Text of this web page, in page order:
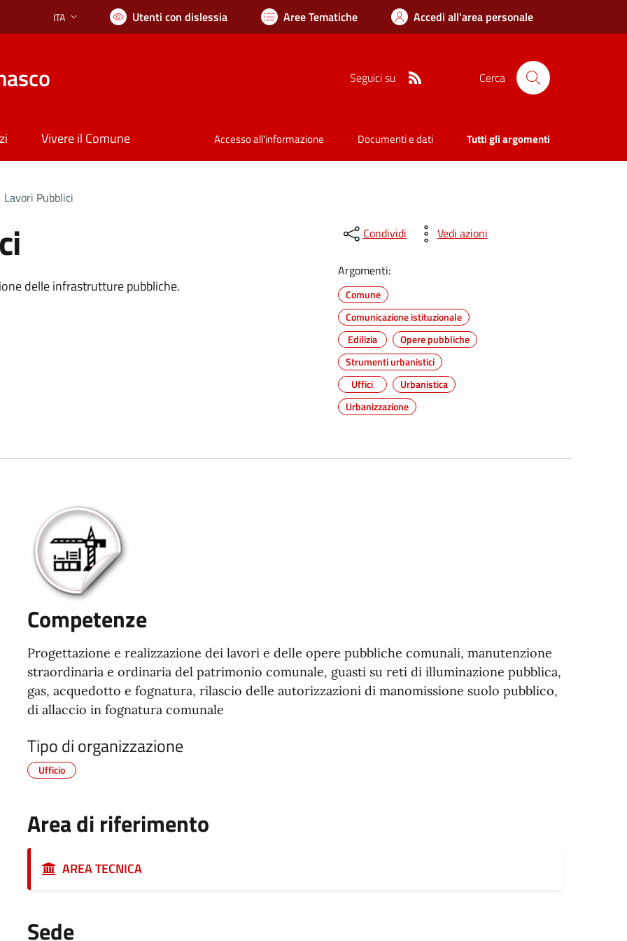
Lingua attiva:
ITA Utenti con dislessia Aree Tematiche Accedi all'area personale
Seguici su Cerca
Vivere il Comune Accesso all'informazione Documenti e dati Tutti gli argomenti
Lavori Pubblici
delle infrastrutture pubbliche.
Condividi Vedi azioni
Argomenti:
Comune
Comunicazione istituzionale
Edilizia
Opere pubbliche
Strumenti urbanistici
Uffici
Urbanistica
Urbanizzazione
Competenze
Progettazione e realizzazione dei lavori e delle opere pubbliche comunali, manutenzione
straordinaria e ordinaria del patrimonio comunale, guasti su reti di illuminazione pubblica,
gas, acquedotto e fognatura, rilascio delle autorizzazioni di manomissione suolo pubblico,
di allaccio in fognatura comunale
Tipo di organizzazione
Ufficio
Area di riferimento
AREA TECNICA
Sede